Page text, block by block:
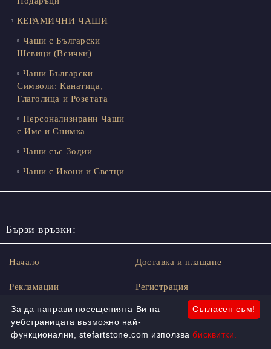
КЕРАМИЧНИ ЧАШИ
Чаши с Български
Шевици (Всички)
Чаши Български
Символи: Канатица,
Глаголица и Розетата
Персонализирани Чаши
с Име и Снимка
Чаши със Зодии
Чаши с Икони и Светци
Бързи връзки:
Начало
Рекламации
За Нас
Вход
Доставка и плащане
Регистрация
Контакт
Търсене
Съгласен съм!
За да направи посещенията Ви на
уебстраницата възможно най-
функционални, stefartstone.com използвабисквитки.